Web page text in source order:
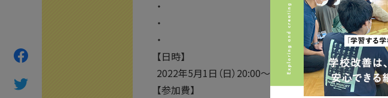
・
・
・
【日時】
2022年5月1日（日）20:00〜21:30（19:50から入室できま
【参加費】